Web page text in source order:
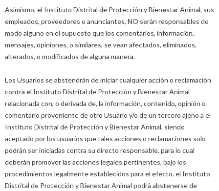
Asimismo, el Instituto Distrital de Protección y Bienestar Animal, sus
empleados, proveedores o anunciantes, NO serán responsables de
modo alguno en el supuesto que los comentarios, información,
mensajes, opiniones, o similares, se vean afectados, eliminados,
alterados, o modificados de alguna manera.
Los Usuarios se abstendrán de iniciar cualquier acción o reclamación
contra el Instituto Distrital de Protección y Bienestar Animal
relacionada con, o derivada de, la información, contenido, opinión o
comentario proveniente de otro Usuario y/o de un tercero ajeno a el
Instituto Distrital de Protección y Bienestar Animal, siendo
aceptado por los usuarios que tales acciones o reclamaciones solo
podrán ser iniciadas contra su directo responsable, para lo cual
deberán promover las acciones legales pertinentes, bajo los
procedimientos legalmente establecidos para el efecto. el Instituto
Distrital de Protección y Bienestar Animal podrá abstenerse de